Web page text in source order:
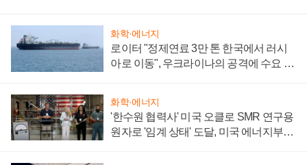
화학·에너지
로이터 "정제연료 3만 톤 한국에서 러시
아로 이동", 우크라이나의 공격에 수요 늘
화학·에너지
'한수원 협력사' 미국 오클로 SMR 연구용
원자로 '임계 상태' 도달, 미국 에너지부